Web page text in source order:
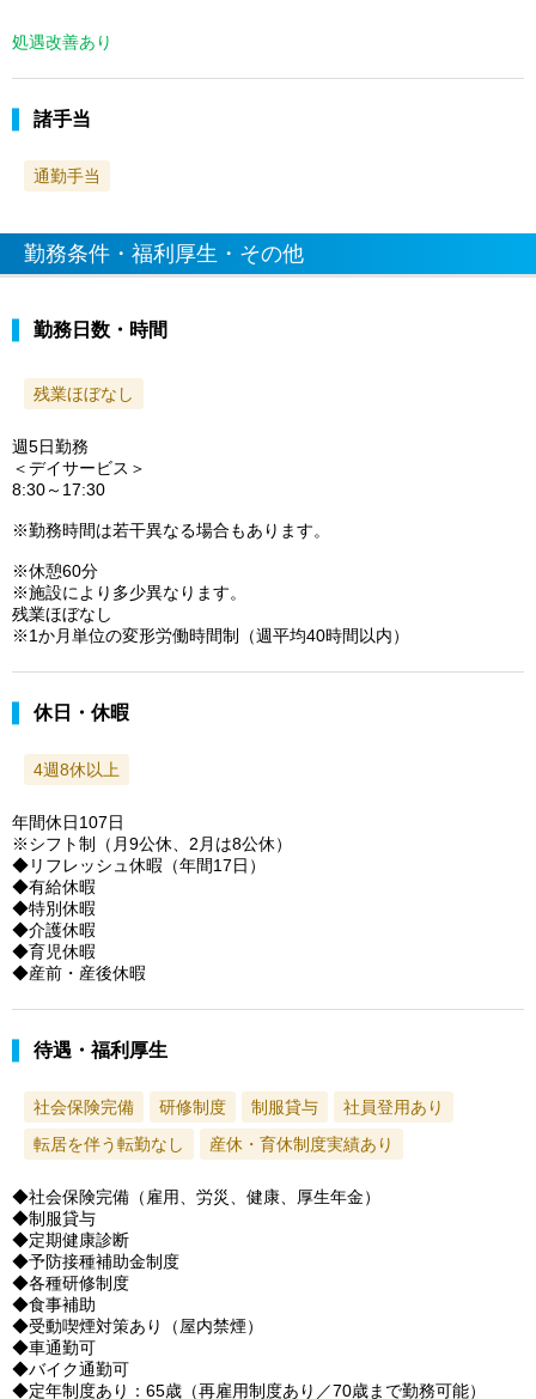
処遇改善あり
諸手当
通勤手当
勤務条件・福利厚生・その他
勤務日数・時間
残業ほぼなし
週5日勤務
＜デイサービス＞
8:30～17:30
※勤務時間は若干異なる場合もあります。
※休憩60分
※施設により多少異なります。
残業ほぼなし
※1か月単位の変形労働時間制（週平均40時間以内）
休日・休暇
4週8休以上
年間休日107日
※シフト制（月9公休、2月は8公休）
◆リフレッシュ休暇（年間17日）
◆有給休暇
◆特別休暇
◆介護休暇
◆育児休暇
◆産前・産後休暇
待遇・福利厚生
社会保険完備 研修制度 制服貸与
社員登用あり
転居を伴う転勤なし
産休・育休制度実績あり
◆社会保険完備（雇用、労災、健康、厚生年金）
◆制服貸与
◆定期健康診断
◆予防接種補助金制度
◆各種研修制度
◆食事補助
◆受動喫煙対策あり（屋内禁煙）
◆車通勤可
◆バイク通勤可
◆定年制度あり：65歳（再雇用制度あり／70歳まで勤務可能）